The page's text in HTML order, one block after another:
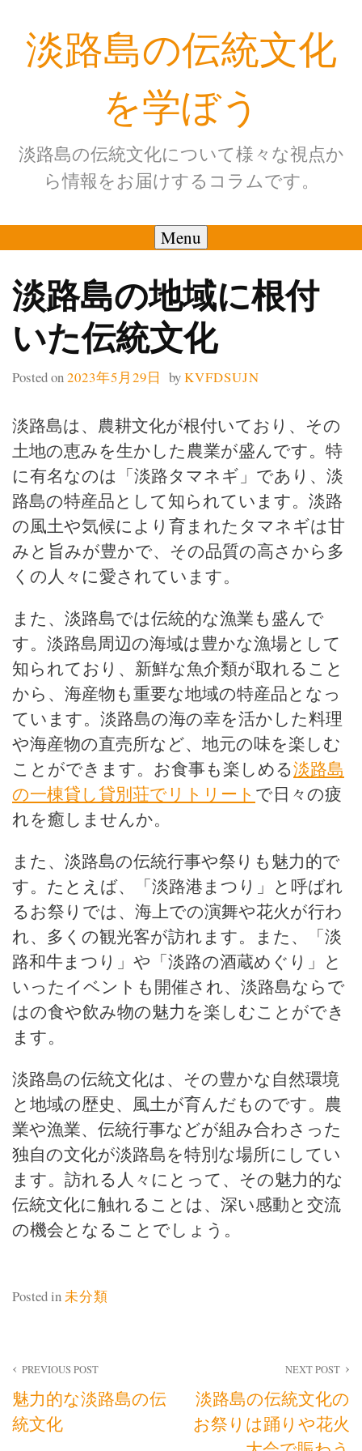
Skip
淡路島の伝統文化
を学ぼう
淡路島の伝統文化について様々な視点か
ら情報をお届けするコラムです。
Menu
淡路島の地域に根付
いた伝統文化
Posted on2023年5月29日 byKVFDSUJN
淡路島は、農耕文化が根付いており、その
土地の恵みを生かした農業が盛んです。特
に有名なのは「淡路タマネギ」であり、淡
路島の特産品として知られています。淡路
の風土や気候により育まれたタマネギは甘
みと旨みが豊かで、その品質の高さから多
くの人々に愛されています。
また、淡路島では伝統的な漁業も盛んで
す。淡路島周辺の海域は豊かな漁場として
知られており、新鮮な魚介類が取れること
から、海産物も重要な地域の特産品となっ
ています。淡路島の海の幸を活かした料理
や海産物の直売所など、地元の味を楽しむ
ことができます。お食事も楽しめる淡路島
の一棟貸し貸別荘でリトリート で日々の疲
れを癒しませんか。
また、淡路島の伝統行事や祭りも魅力的で
す。たとえば、「淡路港まつり」と呼ばれ
るお祭りでは、海上での演舞や花火が行わ
れ、多くの観光客が訪れます。また、「淡
路和牛まつり」や「淡路の酒蔵めぐり」と
いったイベントも開催され、淡路島ならで
はの食や飲み物の魅力を楽しむことができ
ます。
淡路島の伝統文化は、その豊かな自然環境
と地域の歴史、風土が育んだものです。農
業や漁業、伝統行事などが組み合わさった
独自の文化が淡路島を特別な場所にしてい
ます。訪れる人々にとって、その魅力的な
伝統文化に触れることは、深い感動と交流
の機会となることでしょう。
Posted in未分類
投
稿
ナ
PREVIOUS POST
魅力的な淡路島の伝
統文化
NEXT POST
淡路島の伝統文化の
お祭りは踊りや花火